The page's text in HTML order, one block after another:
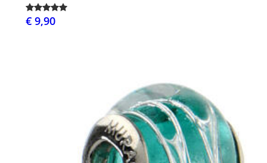
€ 9,90